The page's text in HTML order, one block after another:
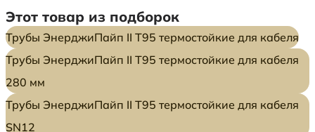
Этот товар из подборок
Трубы ЭнерджиПайп II Т95 термостойкие для кабеля
Трубы ЭнерджиПайп II Т95 термостойкие для кабеля
280 мм
Трубы ЭнерджиПайп II Т95 термостойкие для кабеля
SN12